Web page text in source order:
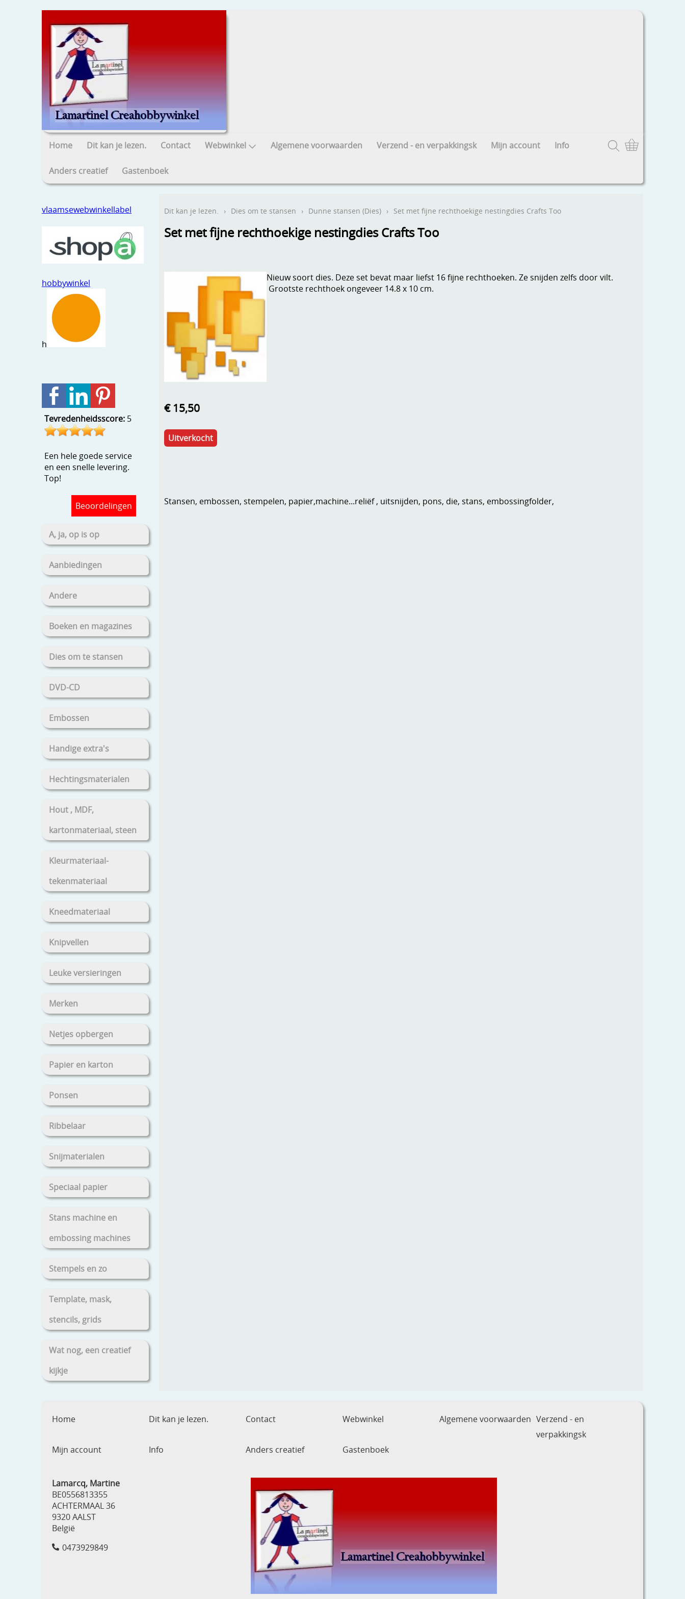
Home Dit kan je lezen. Contact Webwinkel Algemene voorwaarden Verzend - en verpakkingsk Mijn account Info
Anders creatief Gastenboek
vlaamsewebwinkellabel
hobbywinkel
h
Tevredenheidsscore: 5
Een hele goede service
en een snelle levering.
Top!
Beoordelingen
A, ja, op is op
Aanbiedingen
Andere
Boeken en magazines
Dies om te stansen
DVD-CD
Embossen
Handige extra's
Hechtingsmaterialen
Hout , MDF,
kartonmateriaal, steen
Kleurmateriaal-
tekenmateriaal
Kneedmateriaal
Knipvellen
Leuke versieringen
Merken
Netjes opbergen
Papier en karton
Ponsen
Ribbelaar
Snijmaterialen
Speciaal papier
Stans machine en
embossing machines
Stempels en zo
Template, mask,
stencils, grids
Wat nog, een creatief
kijkje
Dit kan je lezen. › Dies om te stansen › Dunne stansen (Dies) › Set met fijne rechthoekige nestingdies Crafts Too
Set met fijne rechthoekige nestingdies Crafts Too
Nieuw soort dies. Deze set bevat maar liefst 16 fijne rechthoeken. Ze snijden zelfs door vilt.
Grootste rechthoek ongeveer 14.8 x 10 cm.
€ 15,50
Uitverkocht
Stansen, embossen, stempelen, papier,machine...reliëf , uitsnijden, pons, die, stans, embossingfolder,
Home Dit kan je lezen. Contact Webwinkel Algemene voorwaarden Verzend - en
verpakkingsk
Mijn account
Info Anders creatief Gastenboek
Lamarcq, Martine
BE0556813355
ACHTERMAAL 36
9320 AALST
België
0473929849